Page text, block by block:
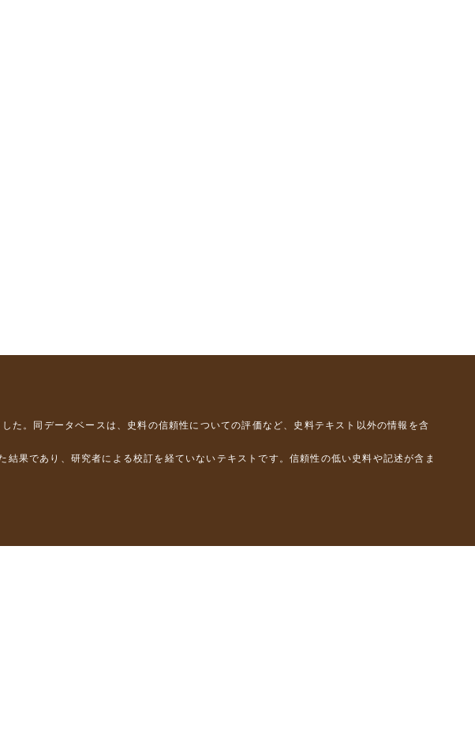
た。同データベースは、史料の信頼性についての評価など、史料テキスト以外の情報を含
果であり、研究者による校訂を経ていないテキストです。信頼性の低い史料や記述が含ま